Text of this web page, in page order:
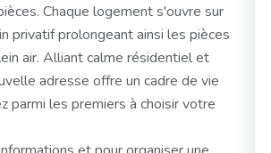
Chaque logement s'ouvre sur
privatif prolongeant ainsi les pièces
air. Alliant calme résidentiel et
adresse offre un cadre de vie
parmi les premiers à choisir votre